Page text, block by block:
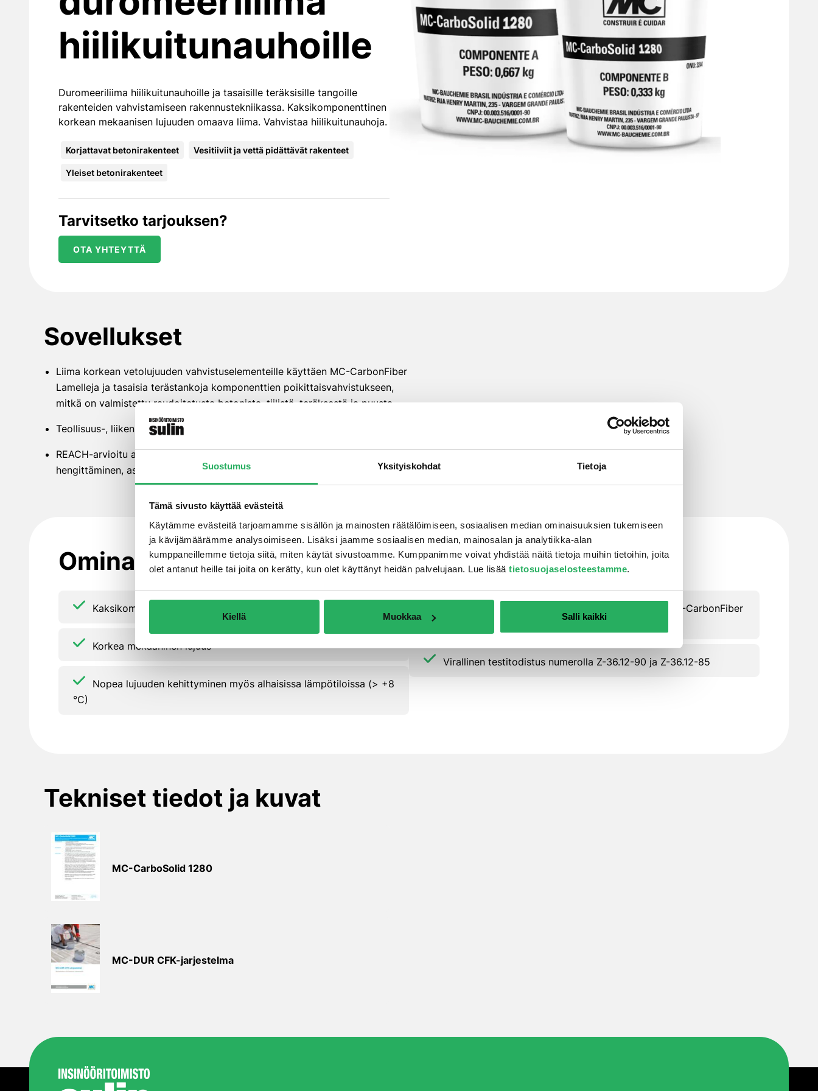
Suostumus Yksityiskohdat Tietoja
Tämä sivusto käyttää evästeitä
Käytämme evästeitä tarjoamamme sisällön ja mainosten räätälöimiseen, sosiaalisen median ominaisuuksien tukemiseen
ja kävijämäärämme analysoimiseen. Lisäksi jaamme sosiaalisen median, mainosalan ja analytiikka-alan
kumppaneillemme tietoja siitä, miten käytät sivustoamme. Kumppanimme voivat yhdistää näitä tietoja muihin tietoihin, joita
olet antanut heille tai joita on kerätty, kun olet käyttänyt heidän palvelujaan. Lue lisää tietosuojaselosteestamme.
Kiellä Muokkaa Salli kaikki
hiilikuitunauhoille
Duromeeriliima hiilikuitunauhoille ja tasaisille teräksisille tangoille
rakenteiden vahvistamiseen rakennustekniikassa. Kaksikomponenttinen
korkean mekaanisen lujuuden omaava liima. Vahvistaa hiilikuitunauhoja.
Korjattavat betonirakenteet Vesitiiviit ja vettä pidättävät rakenteet
Yleiset betonirakenteet
Tarvitsetko tarjouksen?
OTA YHTEYTTÄ
Sovellukset
Liima korkean vetolujuuden vahvistuselementeille käyttäen MC-CarbonFiber
Lamelleja ja tasaisia terästankoja komponenttien poikittaisvahvistukseen,
mitkä on valmistettu raudoitetusta betonista, tiilistä, teräksestä ja puusta
Teollisuus-, liikenne-, rakennus- ja asuntorakentaminen
REACH-arvioitu altistumisskenaario: periodinen veden kosketus, periodinen
hengittäminen, asennus
Ominaisuudet
Kaksikomponenttinen liima epoksipohjaisella hartsiin perustuen
Korkea mekaaninen lujuus
Nopea lujuuden kehittyminen myös alhaisissa lämpötiloissa (> +8
°C)
Testattu vahvistamaan komponentteja käyttäen MC-CarbonFiber
Lamelleja ja tasaisia terästankoja
Virallinen testitodistus numerolla Z-36.12-90 ja Z-36.12-85
Tekniset tiedot ja kuvat
MC-CarboSolid 1280
MC-DUR CFK-jarjestelma